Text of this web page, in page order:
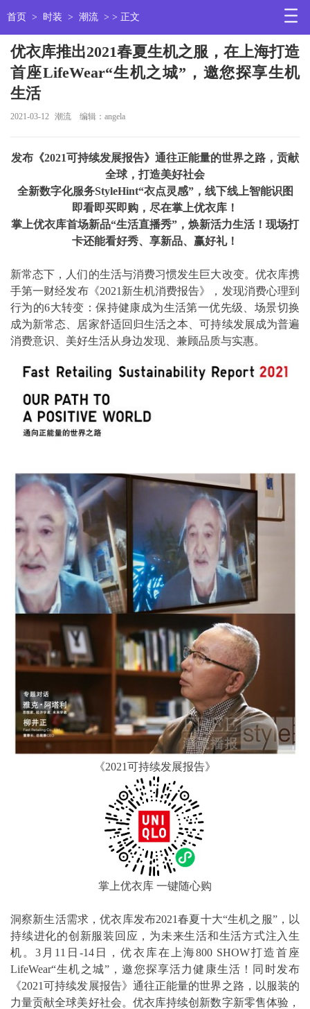
首页 > 时装 > 潮流 > > 正文
优衣库推出2021春夏生机之服，在上海打造
首座LifeWear“生机之城”，邀您探享生机
生活
2021-03-12 潮流 编辑：angela
发布《2021可持续发展报告》通往正能量的世界之路，贡献
全球，打造美好社会
全新数字化服务StyleHint“衣点灵感”，线下线上智能识图
即看即买即购，尽在掌上优衣库！
掌上优衣库首场新品“生活直播秀”，焕新活力生活！现场打
卡还能看好秀、享新品、赢好礼！
新常态下，人们的生活与消费习惯发生巨大改变。优衣库携
手第一财经发布《2021新生机消费报告》，发现消费心理到
行为的6大转变：保持健康成为生活第一优先级、场景切换
成为新常态、居家舒适回归生活之本、可持续发展成为普遍
消费意识、美好生活从身边发现、兼顾品质与实惠。
《2021可持续发展报告》
掌上优衣库 一键随心购
洞察新生活需求，优衣库发布2021春夏十大“生机之服”，以
持续进化的创新服装回应，为未来生活和生活方式注入生
机。3月11日-14日，优衣库在上海800 SHOW打造首座
LifeWear“生机之城”，邀您探享活力健康生活！同时发布
《2021可持续发展报告》通往正能量的世界之路，以服装的
力量贡献全球美好社会。优衣库持续创新数字新零售体验，